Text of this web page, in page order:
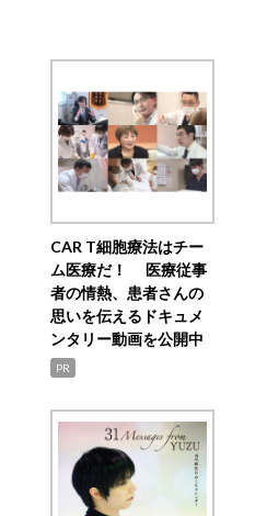
CAR T細胞療法はチー
ム医療だ！ 医療従事
者の情熱、患者さんの
思いを伝えるドキュメ
ンタリー動画を公開中
PR